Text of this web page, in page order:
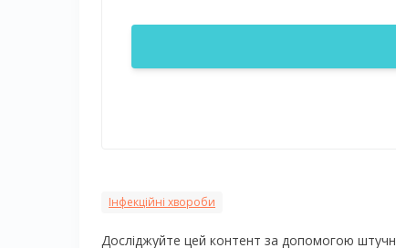
Інфекційні хвороби
Досліджуйте цей контент за допомогою